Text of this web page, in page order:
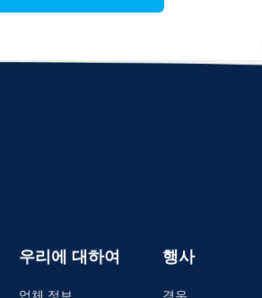
우리에 대하여 행사